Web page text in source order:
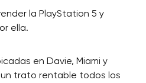
la PlayStation 5 y
ella.
en Davie, Miami y
trato rentable todos los